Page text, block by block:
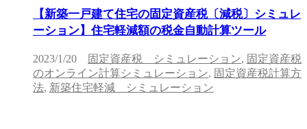
【新築一戸建て住宅の固定資産税〔減税〕シミュレ
ーション】住宅軽減額の税金自動計算ツール
2023/1/20 固定資産税 シミュレーション, 固定資産税
のオンライン計算シミュレーション, 固定資産税計算方
法, 新築住宅軽減 シミュレーション